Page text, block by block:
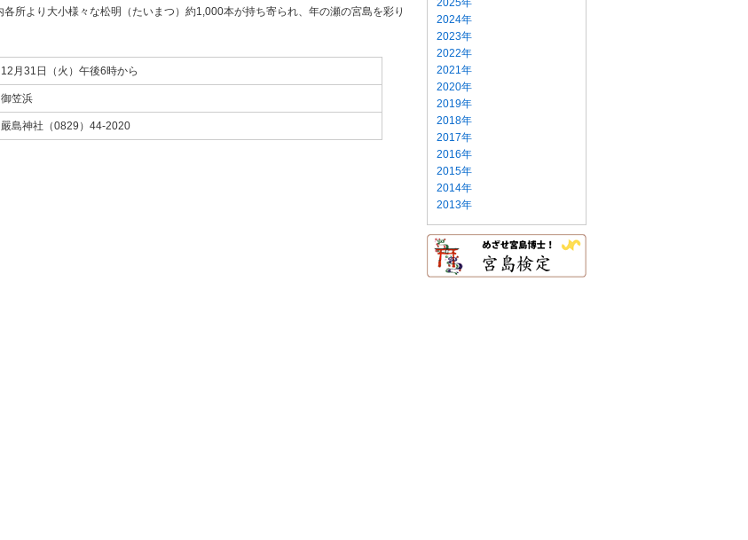
所より大小様々な松明（たいまつ）約1,000本が持ち寄られ、年の瀬の宮島を彩り
12月31日（火）午後6時から
御笠浜
嚴島神社（0829）44-2020
2025年
2024年
2023年
2022年
2021年
2020年
2019年
2018年
2017年
2016年
2015年
2014年
2013年